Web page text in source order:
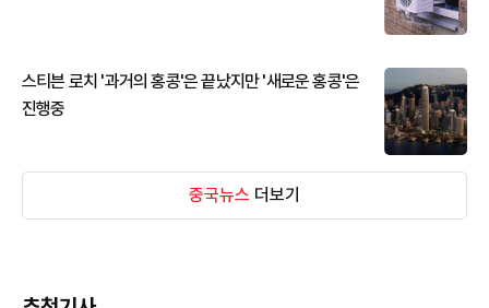
스티븐 로치 '과거의 홍콩'은 끝났지만 '새로운 홍콩'은
진행중
중국뉴스 더보기